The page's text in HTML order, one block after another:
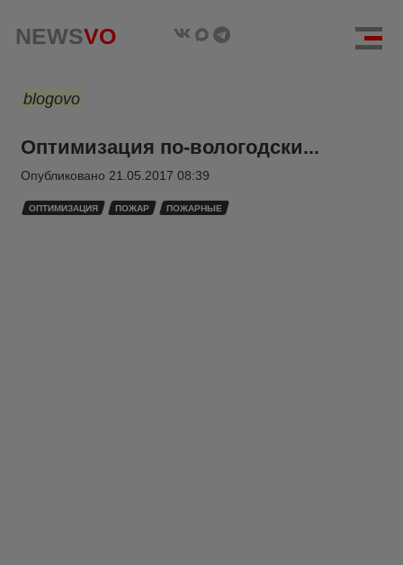
NEWSVO
blogovo
Оптимизация по-вологодски...
Опубликовано 21.05.2017 08:39
ОПТИМИЗАЦИЯ ПОЖАР ПОЖАРНЫЕ